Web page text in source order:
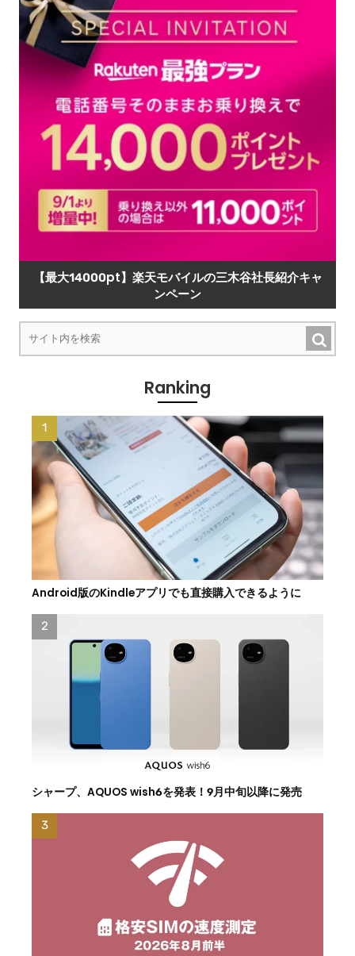
【最大14000pt】楽天モバイルの三木谷社長紹介キャ
ンペーン
Ranking
Android版のKindleアプリでも直接購入できるように
シャープ、AQUOS wish6を発表！9月中旬以降に発売